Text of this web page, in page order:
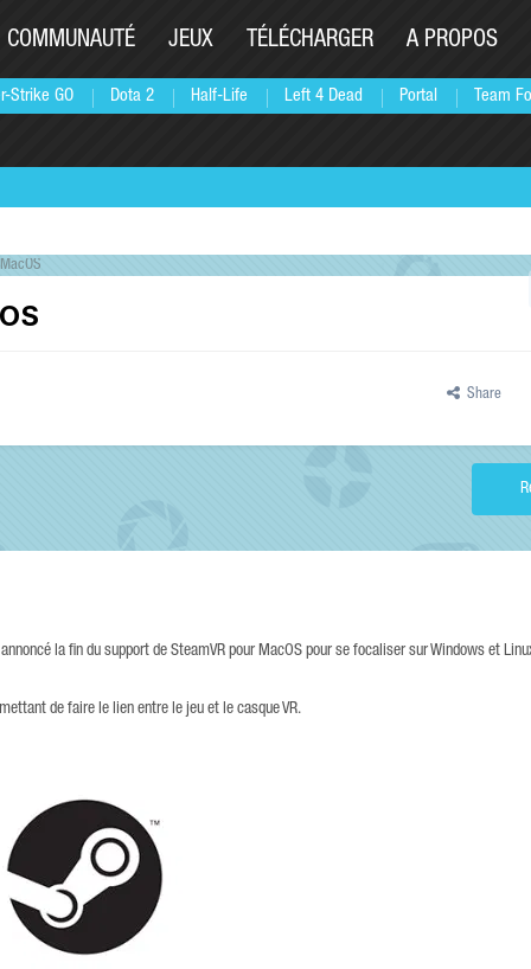
Strike GO Dota 2 Half-Life Left 4 Dead Portal Team
COMMUNAUTÉ JEUX TÉLÉCHARGER A PROPOS
Share
la fin du support de SteamVR pour MacOS pour se focaliser sur Windows et
de faire le lien entre le jeu et le casque VR.